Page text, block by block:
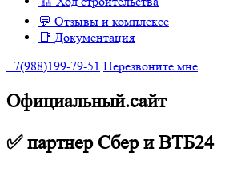
💬 Отзывы и комплексе
📑 Документация
+7(988)199-79-51 Перезвоните мне
Официальный.сайт
✅ партнер Сбер и ВТБ24